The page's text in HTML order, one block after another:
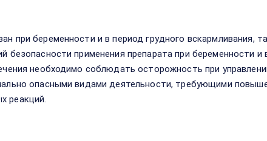
при беременности и в период грудного вскармливания,
безопасности применения препарата при беременности и
необходимо соблюдать осторожность при
опасными видами деятельности, требующими
реакций.